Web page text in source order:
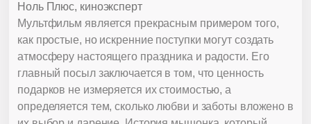
Мультфильм является прекрасным примером того,
как простые, но искренние поступки могут создать
атмосферу настоящего праздника и радости. Его
главный посыл заключается в том, что ценность
подарков не измеряется их стоимостью, а
определяется тем, сколько любви и заботы вложено в
Ноль Плюс, киноэксперт